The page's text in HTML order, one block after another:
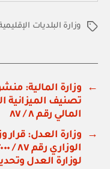
الوسوموزارة البلديات
←
تصنيف الميزانية
المالي رقم ٨ / ٨٧
→
لوزارة العدل